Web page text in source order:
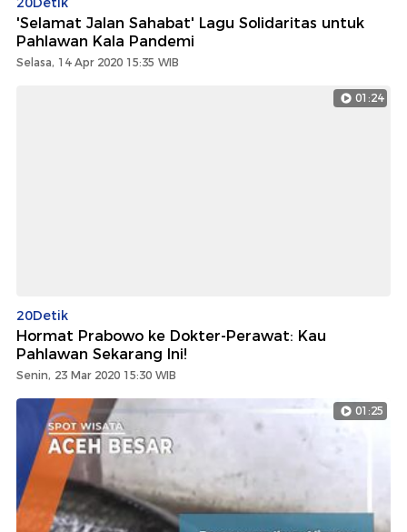
'Selamat Jalan Sahabat' Lagu Solidaritas untuk
Pahlawan Kala Pandemi
Selasa, 14 Apr 2020 15:35 WIB
01:24
20Detik
Hormat Prabowo ke Dokter-Perawat: Kau
Pahlawan Sekarang Ini!
Senin, 23 Mar 2020 15:30 WIB
01:25